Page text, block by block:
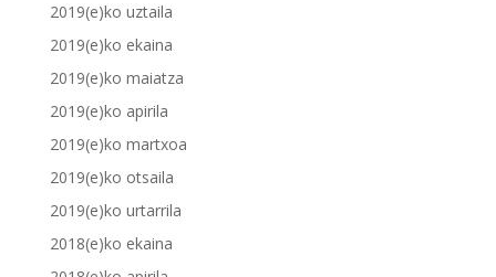
2019(e)ko uztaila
2019(e)ko ekaina
2019(e)ko maiatza
2019(e)ko apirila
2019(e)ko martxoa
2019(e)ko otsaila
2019(e)ko urtarrila
2018(e)ko ekaina